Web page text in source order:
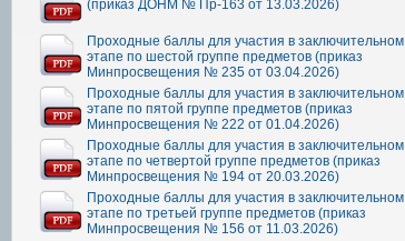
(приказ ДОНМ № Пр-163 от 13.03.2026)
Проходные баллы для участия в заключительном
этапе по шестой группе предметов (приказ
Минпросвещения № 235 от 03.04.2026)
Проходные баллы для участия в заключительном
этапе по пятой группе предметов (приказ
Минпросвещения № 222 от 01.04.2026)
Проходные баллы для участия в заключительном
этапе по четвертой группе предметов (приказ
Минпросвещения № 194 от 20.03.2026)
Проходные баллы для участия в заключительном
этапе по третьей группе предметов (приказ
Минпросвещения № 156 от 11.03.2026)